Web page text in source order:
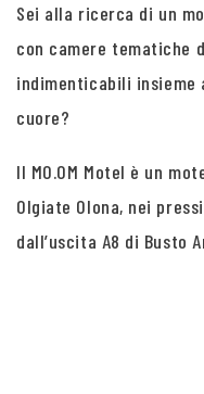
Sei alla ricerca di un
con camere tematiche
indimenticabili
cuore?
Il MO.OM Motel è un
Olgiate Olona, nei
dall’uscita A8 di Busto